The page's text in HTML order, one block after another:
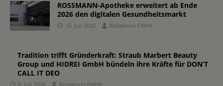
ROSSMANN-Apotheke erweitert ab Ende
2026 den digitalen Gesundheitsmarkt
16. Juli 2026 Redaktion FWHK
Tradition trifft Gründerkraft: Straub Marbert Beauty
Group und HIDREI GmbH bündeln ihre Kräfte für DON’T
CALL IT DEO
8. Juli 2026 Redaktion FWHK